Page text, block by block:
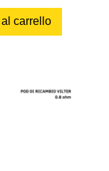
carrello